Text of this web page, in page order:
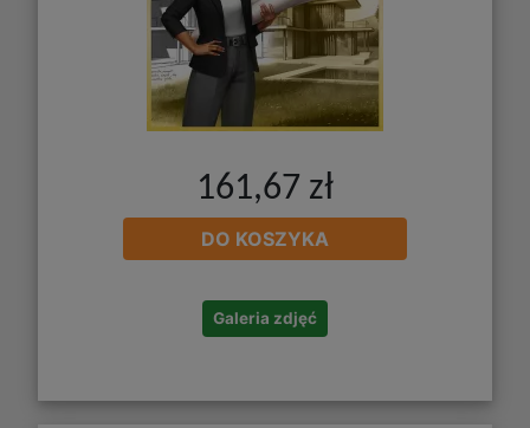
161,67 zł
DO KOSZYKA
Galeria zdjęć